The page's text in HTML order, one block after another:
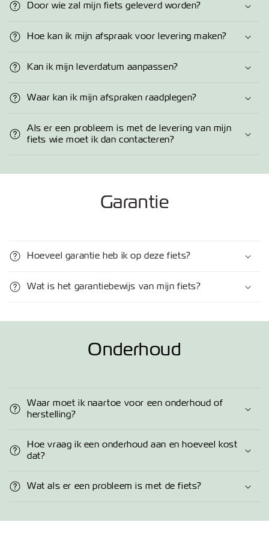
Door wie zal mijn fiets geleverd worden?
Hoe kan ik mijn afspraak voor levering maken?
Kan ik mijn leverdatum aanpassen?
Waar kan ik mijn afspraken raadplegen?
Als er een probleem is met de levering van mijn
fiets wie moet ik dan contacteren?
Garantie
Hoeveel garantie heb ik op deze fiets?
Wat is het garantiebewijs van mijn fiets?
Onderhoud
Waar moet ik naartoe voor een onderhoud of
herstelling?
Hoe vraag ik een onderhoud aan en hoeveel kost
dat?
Wat als er een probleem is met de fiets?